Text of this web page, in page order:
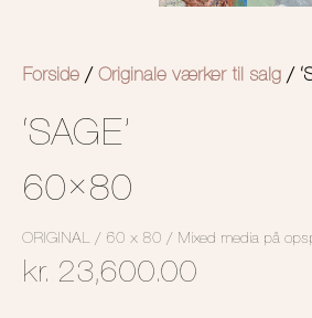
Forside / Originale værker til salg /
‘SAGE’
60×80
ORIGINAL / 60 x 80 / Mixed media på
kr. 23,600.00